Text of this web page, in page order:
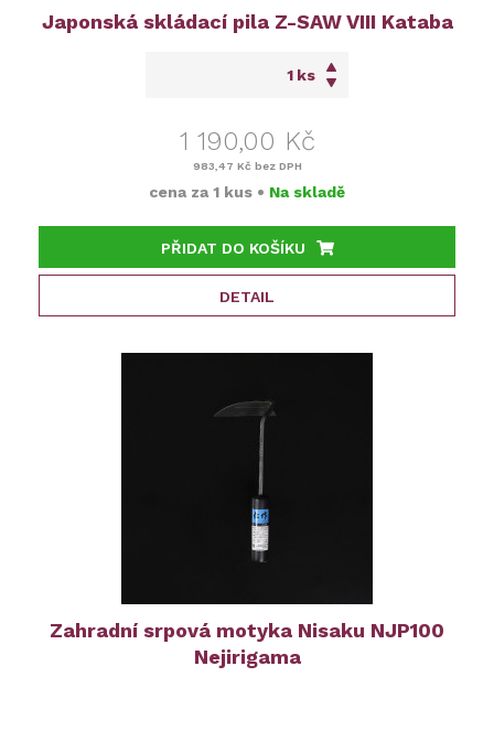
Japonská skládací pila Z-SAW VIII Kataba
ks
1 190,00 Kč
983,47 Kč bez DPH
cena za 1 kus • Na skladě
PŘIDAT DO KOŠÍKU
DETAIL
Zahradní srpová motyka Nisaku NJP100
Nejirigama